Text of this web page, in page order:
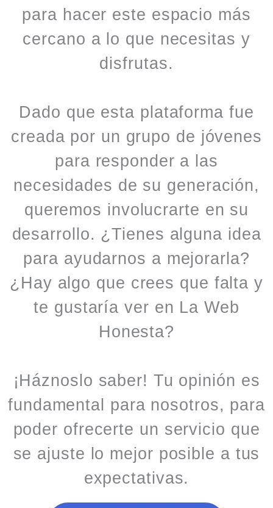
para hacer este espacio más
cercano a lo que necesitas y
disfrutas.
Dado que esta plataforma fue
creada por un grupo de jóvenes
para responder a las
necesidades de su generación,
queremos involucrarte en su
desarrollo. ¿Tienes alguna idea
para ayudarnos a mejorarla?
¿Hay algo que crees que falta y
te gustaría ver en La Web
Honesta?
¡Háznoslo saber! Tu opinión es
fundamental para nosotros, para
poder ofrecerte un servicio que
se ajuste lo mejor posible a tus
expectativas.